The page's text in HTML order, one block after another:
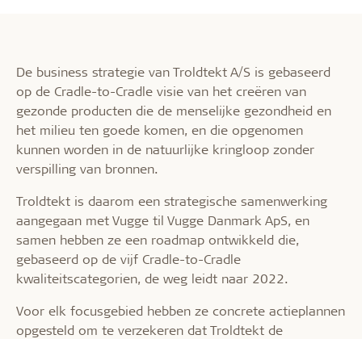
De business strategie van Troldtekt A/S is gebaseerd
op de Cradle-to-Cradle visie van het creëren van
gezonde producten die de menselijke gezondheid en
het milieu ten goede komen, en die opgenomen
kunnen worden in de natuurlijke kringloop zonder
verspilling van bronnen.
Troldtekt is daarom een strategische samenwerking
aangegaan met Vugge til Vugge Danmark ApS, en
samen hebben ze een roadmap ontwikkeld die,
gebaseerd op de vijf Cradle-to-Cradle
kwaliteitscategorien, de weg leidt naar 2022.
Voor elk focusgebied hebben ze concrete actieplannen
opgesteld om te verzekeren dat Troldtekt de